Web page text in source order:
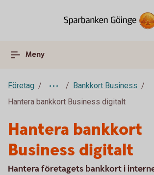
Meny
Företag
Bankkort Business
Hantera bankkort Business digitalt
Hantera bankkort
Business digitalt
Hantera företagets bankkort i